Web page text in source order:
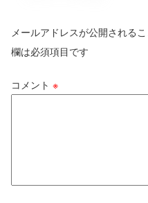
メールアドレスが公開されるこ
欄は必須項目です
コメント ※